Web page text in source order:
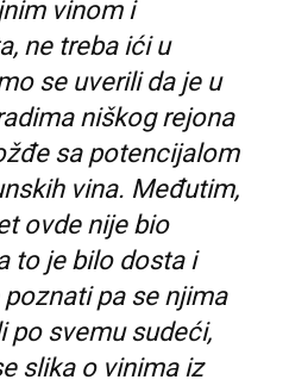
vinom i
ne treba ići u
se uverili da je u
niškog rejona
sa potencijalom
vina. Međutim,
ovde nije bio
to je bilo dosta i
pa se njima
po svemu sudeći,
slika o vinima iz